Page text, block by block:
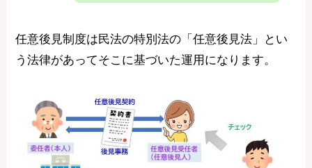
任意後見制度は民法の特別法の「任意後見法」とい
う法律があってそこに基づいた運用になります。